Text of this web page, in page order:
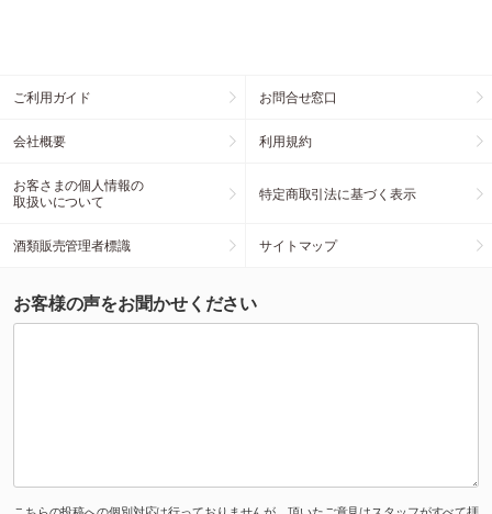
ご利用ガイド お問合せ窓口
会社概要 利用規約
お客さまの個人情報の
取扱いについて
特定商取引法に基づく表示
酒類販売管理者標識 サイトマップ
お客様の声をお聞かせください